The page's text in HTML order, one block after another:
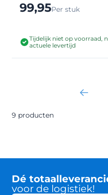
99,95Per stuk
Tijdelijk niet op voorraad,
actuele levertijd
9 producten
Dé
voor de logistiek!